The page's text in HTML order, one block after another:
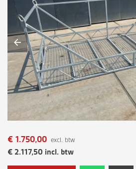
€ 1.750,00 excl. btw
€ 2.117,50 incl. btw